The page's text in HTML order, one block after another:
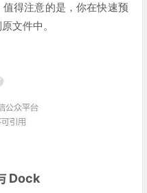
得注意的是，你在快速预
文件中。
Dock